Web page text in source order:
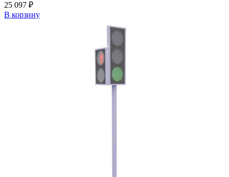
25 097 ₽
В корзину